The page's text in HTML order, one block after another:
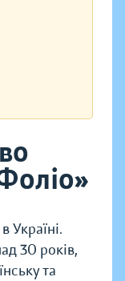
Україні.
30 років,
та